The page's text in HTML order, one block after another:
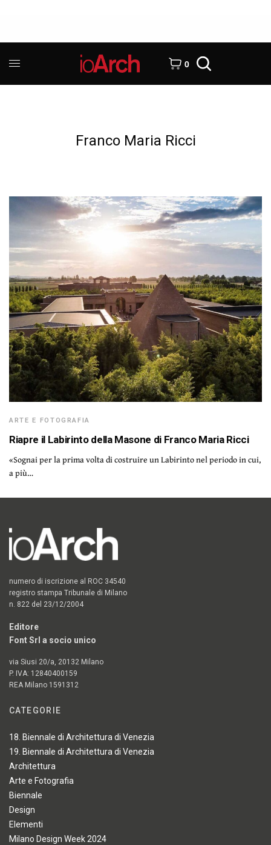
0
Franco Maria Ricci
ARTE E FOTOGRAFIA
Riapre il Labirinto della Masone di Franco Maria Ricci
«Sognai per la prima volta di costruire un Labirinto nel periodo in cui,
a più…
numero di iscrizione al ROC 34540
registro stampa Tribunale di Milano
n. 822 del 23/12/2004
Editore
Font Srl a socio unico
via Siusi 20/a, 20132 Milano
P. IVA: 12840400159
REA Milano 1591312
CATEGORIE
18. Biennale di Architettura di Venezia
19. Biennale di Architettura di Venezia
Architettura
Arte e Fotografia
Biennale
Design
Elementi
Milano Design Week 2024